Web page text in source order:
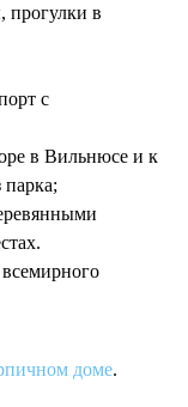
в
с
в Вильнюсе и к
доме.